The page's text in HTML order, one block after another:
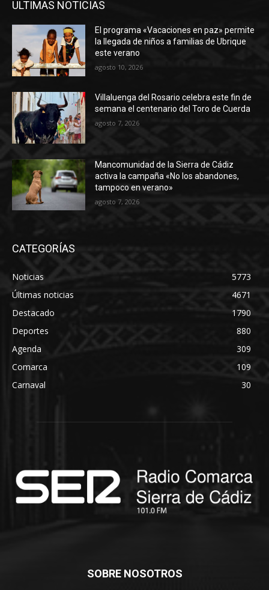
ULTIMAS NOTICIAS
El programa «Vacaciones en paz» permite
la llegada de niños a familias de Ubrique
este verano
agosto 10, 2026
Villaluenga del Rosario celebra este fin de
semana el centenario del Toro de Cuerda
agosto 7, 2026
Mancomunidad de la Sierra de Cádiz
activa la campaña «No los abandones,
tampoco en verano»
agosto 7, 2026
CATEGORÍAS
Noticias
5773
Últimas noticias
4671
Destacado
1790
Deportes
880
Agenda
309
Comarca
109
Carnaval
30
SOBRE NOSOTROS